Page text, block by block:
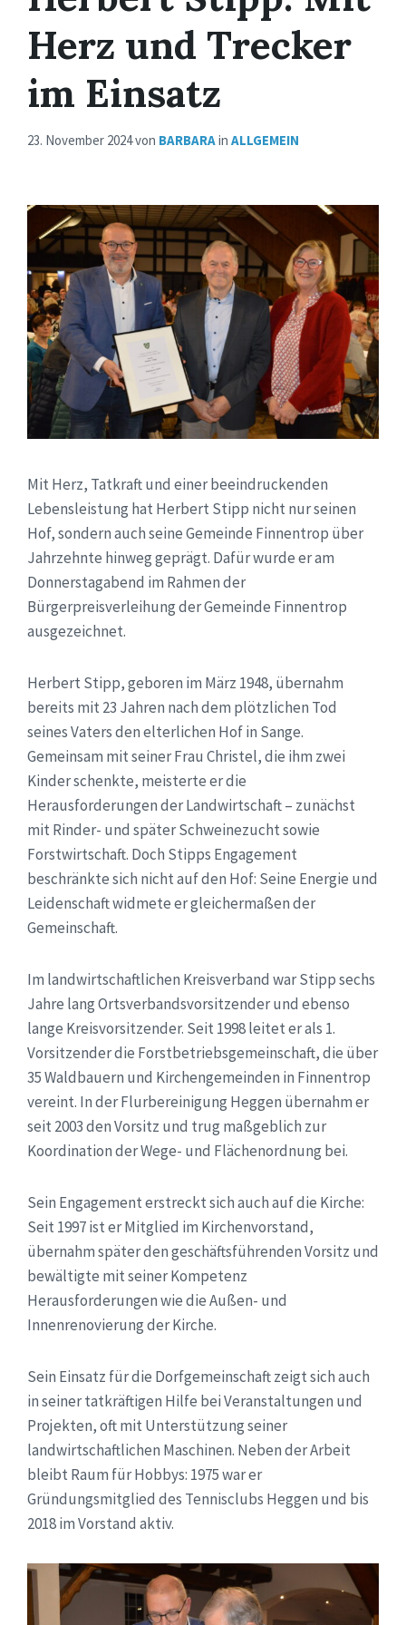
Herz und Trecker
im Einsatz
23. November 2024von BARBARAin ALLGEMEIN
Mit Herz, Tatkraft und einer beeindruckenden
Lebensleistung hat Herbert Stipp nicht nur seinen
Hof, sondern auch seine Gemeinde Finnentrop über
Jahrzehnte hinweg geprägt. Dafür wurde er am
Donnerstagabend im Rahmen der
Bürgerpreisverleihung der Gemeinde Finnentrop
ausgezeichnet.
Herbert Stipp, geboren im März 1948, übernahm
bereits mit 23 Jahren nach dem plötzlichen Tod
seines Vaters den elterlichen Hof in Sange.
Gemeinsam mit seiner Frau Christel, die ihm zwei
Kinder schenkte, meisterte er die
Herausforderungen der Landwirtschaft – zunächst
mit Rinder- und später Schweinezucht sowie
Forstwirtschaft. Doch Stipps Engagement
beschränkte sich nicht auf den Hof: Seine Energie und
Leidenschaft widmete er gleichermaßen der
Gemeinschaft.
Im landwirtschaftlichen Kreisverband war Stipp sechs
Jahre lang Ortsverbandsvorsitzender und ebenso
lange Kreisvorsitzender. Seit 1998 leitet er als 1.
Vorsitzender die Forstbetriebsgemeinschaft, die über
35 Waldbauern und Kirchengemeinden in Finnentrop
vereint. In der Flurbereinigung Heggen übernahm er
seit 2003 den Vorsitz und trug maßgeblich zur
Koordination der Wege- und Flächenordnung bei.
Sein Engagement erstreckt sich auch auf die Kirche:
Seit 1997 ist er Mitglied im Kirchenvorstand,
übernahm später den geschäftsführenden Vorsitz und
bewältigte mit seiner Kompetenz
Herausforderungen wie die Außen- und
Innenrenovierung der Kirche.
Sein Einsatz für die Dorfgemeinschaft zeigt sich auch
in seiner tatkräftigen Hilfe bei Veranstaltungen und
Projekten, oft mit Unterstützung seiner
landwirtschaftlichen Maschinen. Neben der Arbeit
bleibt Raum für Hobbys: 1975 war er
Gründungsmitglied des Tennisclubs Heggen und bis
2018 im Vorstand aktiv.